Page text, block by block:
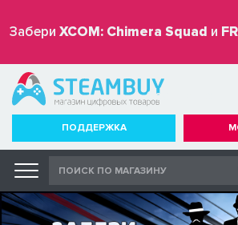
Забери XCOM: Chimera Squad и
бесплатно
ПОДДЕРЖКА